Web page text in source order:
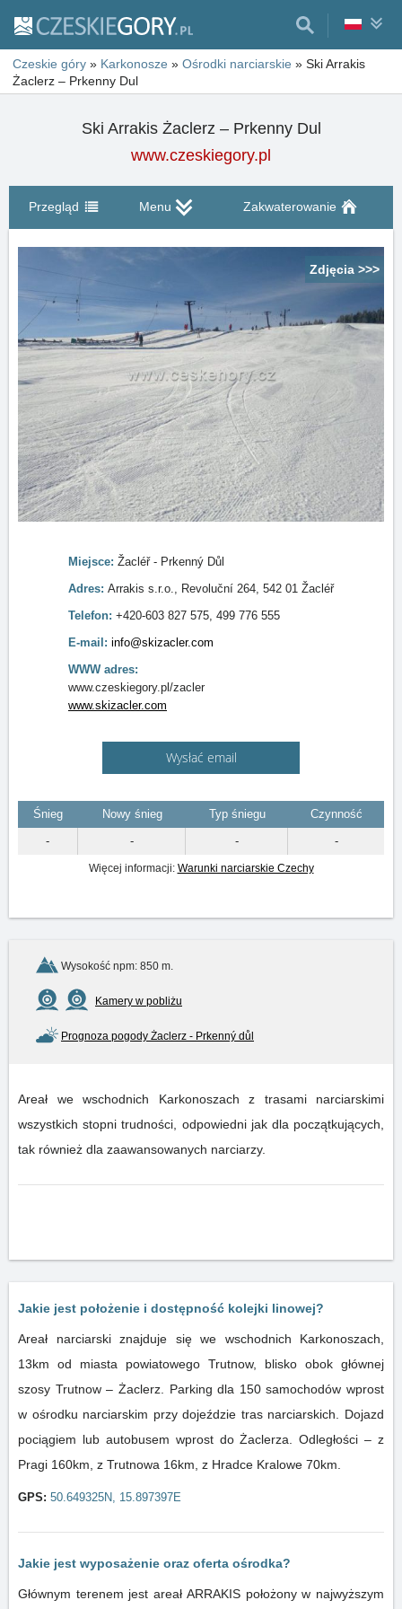
Czeskie góry » Karkonosze » Ośrodki narciarskie » Ski Arrakis
Żaclerz – Prkenny Dul
Ski Arrakis Żaclerz – Prkenny Dul
www.czeskiegory.pl
Przegląd Menu Zakwaterowanie
Zdjęcia >>>
Miejsce: Žacléř - Prkenný Důl
Adres: Arrakis s.r.o., Revoluční 264, 542 01 Žacléř
Telefon: +420-603 827 575, 499 776 555
E-mail: info@skizacler.com
WWW adres:
www.czeskiegory.pl/zacler
www.skizacler.com
Wysłać email
Śnieg Nowy śnieg Typ śniegu
Czynność
-
- - -
Więcej informacji: Warunki narciarskie Czechy
Wysokość npm: 850 m.
Kamery w pobliżu
Prognoza pogody Żaclerz - Prkenný důl
Areał we wschodnich Karkonoszach z trasami narciarskimi
wszystkich stopni trudności, odpowiedni jak dla początkujących,
tak również dla zaawansowanych narciarzy.
Jakie jest położenie i dostępność kolejki linowej?
Areał narciarski znajduje się we wschodnich Karkonoszach,
13km od miasta powiatowego Trutnow, blisko obok głównej
szosy Trutnow – Żaclerz. Parking dla 150 samochodów wprost
w ośrodku narciarskim przy dojeździe tras narciarskich. Dojazd
pociągiem lub autobusem wprost do Żaclerza. Odległości – z
Pragi 160km, z Trutnowa 16km, z Hradce Kralowe 70km.
GPS: 50.649325N, 15.897397E
Jakie jest wyposażenie oraz oferta ośrodka?
Głównym terenem jest areał ARRAKIS położony w najwyższym